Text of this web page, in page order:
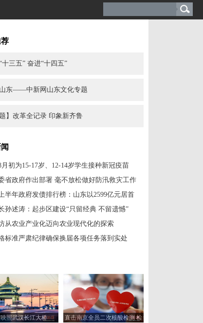
十三五” 奋进“十四五”
东——中新网山东文化专题
题】改革全记录 印象新齐鲁
月初为15-17岁、12-14岁学生接种新冠疫苗
省政府作出部署 毫不放松做好防汛救灾工作
半年政府发债排行榜：山东以2599亿元居首
孙述涛：起步区建设“只留经典 不留遗憾”
从农业产业化迈向农业现代化的探索
标准严肃纪律确保换届各项任务落到实处
照武汉长江大桥
直击南京全员二次核酸检测 检